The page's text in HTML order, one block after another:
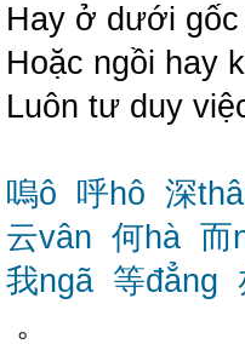
Hay ở dưới
Hoặc ngồi hay
Luôn tư duy
嗚ô 呼hô 深
云vân 何hà 而
我ngã 等đẳng
。